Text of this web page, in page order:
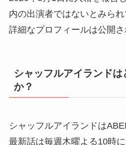
内の出演者ではないとみら
詳細なプロフィールは公開さ
シャッフルアイランド
か？
シャッフルアイランドは
最新話は毎週木曜よる10時